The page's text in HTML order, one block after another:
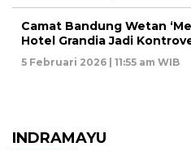
Camat Bandung Wetan
Hotel Grandia Jadi
5 Februari 2026 | 11:55 am WIB
INDRAMAYU